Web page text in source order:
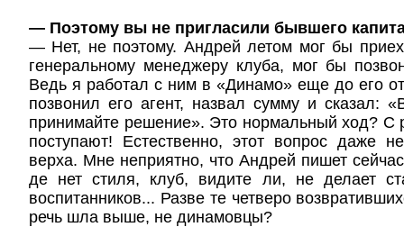
— Поэтому вы не пригласили бывшего
— Нет, не поэтому. Андрей летом мог бы
генеральному менеджеру клуба, мог бы
Ведь я работал с ним в «Динамо» еще до его
позвонил его агент, назвал сумму и сказал:
принимайте решение». Это нормальный ход? С
поступают! Естественно, этот вопрос даже
верха. Мне неприятно, что Андрей пишет
де нет стиля, клуб, видите ли, не делает
воспитанников... Разве те четверо
речь шла выше, не динамовцы?